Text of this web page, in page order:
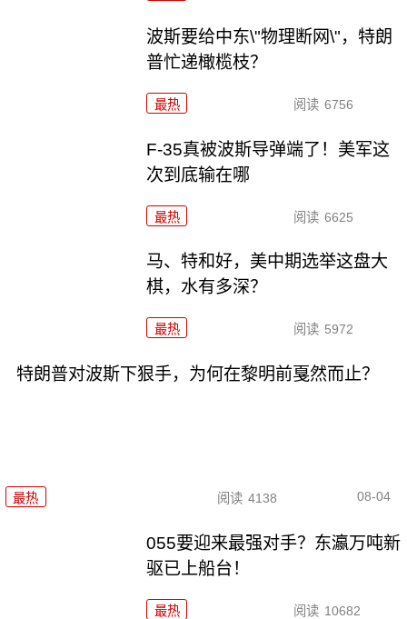
波斯要给中东\"物理断网\"，特朗
普忙递橄榄枝？
最热 阅读 6756
F-35真被波斯导弹端了！美军这
次到底输在哪
最热 阅读 6625
马、特和好，美中期选举这盘大
棋，水有多深？
最热 阅读 5972
特朗普对波斯下狠手，为何在黎明前戛然而止？
最热 阅读 4138 08-04
055要迎来最强对手？东瀛万吨新
驱已上船台！
最热 阅读 10682